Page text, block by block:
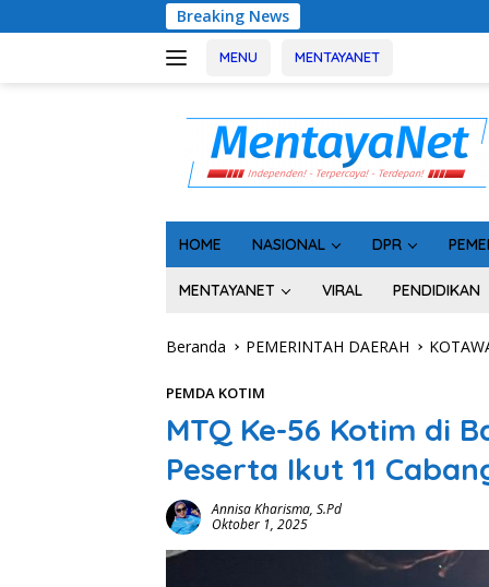
ke
Breaking News
MENU MENTAYANET
HOME NASIONAL DPR
MENTAYANET VIRAL PENDIDIKAN
Beranda PEMERINTAH DAERAH
PEMDA KOTIM
MTQ Ke-56 Kotim di
Peserta Ikut 11
Annisa Kharisma, S.Pd
Oktober 1, 2025